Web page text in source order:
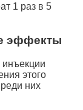
1 раз в 5
эффекты
этого
них